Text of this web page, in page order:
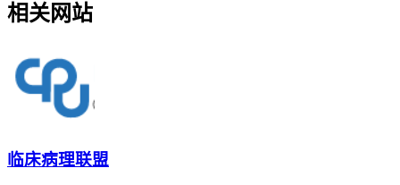
相关网站
临床病理联盟